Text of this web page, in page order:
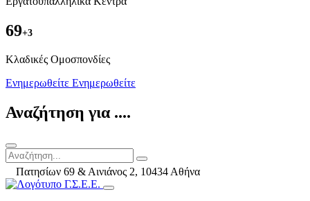
69+3
Kλαδικές Ομοσπονδίες
Ενημερωθείτε Ενημερωθείτε
Αναζήτηση για ....
Πατησίων 69 & Αινιάνος 2, 10434 Αθήνα